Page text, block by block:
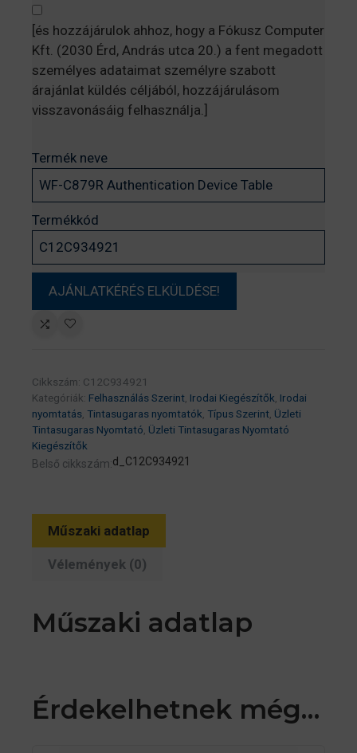
[és hozzájárulok ahhoz, hogy a Fókusz Computer
Kft. (2030 Érd, András utca 20.) a fent megadott
személyes adataimat személyre szabott
árajánlat küldés céljából, hozzájárulásom
visszavonásáig felhasználja.]
Termék neve
Termékkód
Cikkszám: C12C934921
Kategóriák: Felhasználás Szerint, Irodai Kiegészítők, Irodai
nyomtatás, Tintasugaras nyomtatók, Típus Szerint, Üzleti
Tintasugaras Nyomtató, Üzleti Tintasugaras Nyomtató
Kiegészítők
Belső cikkszám:d_C12C934921
Műszaki adatlap
Vélemények (0)
Műszaki adatlap
Érdekelhetnek még…